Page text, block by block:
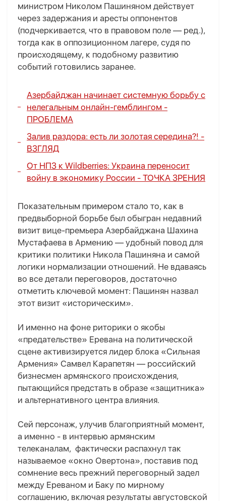
министром Николом Пашиняном действует
через задержания и аресты оппонентов
(подчеркивается, что в правовом поле — ред.),
тогда как в оппозиционном лагере, судя по
происходящему, к подобному развитию
событий готовились заранее.
Азербайджан начинает системную борьбу с
нелегальным онлайн-гемблингом -
ПРОБЛЕМА
Залив раздора: есть ли золотая середина?! -
ВЗГЛЯД
От НПЗ к Wildberries: Украина переносит
войну в экономику России - ТОЧКА ЗРЕНИЯ
Показательным примером стало то, как в
предвыборной борьбе был обыгран недавний
визит вице-премьера Азербайджана Шахина
Мустафаева в Армению — удобный повод для
критики политики Никола Пашиняна и самой
логики нормализации отношений. Не вдаваясь
во все детали переговоров, достаточно
отметить ключевой момент: Пашинян назвал
этот визит «историческим».
И именно на фоне риторики о якобы
«предательстве» Еревана на политической
сцене активизируется лидер блока «Сильная
Армения» Самвел Карапетян — российский
бизнесмен армянского происхождения,
пытающийся предстать в образе «защитника»
и альтернативного центра влияния.
Сей персонаж, улучив благоприятный момент,
а именно - в интервью армянским
телеканалам, фактически распахнул так
называемое «окно Овертона», поставив под
сомнение весь прежний переговорный задел
между Ереваном и Баку по мирному
соглашению, включая результаты августовской